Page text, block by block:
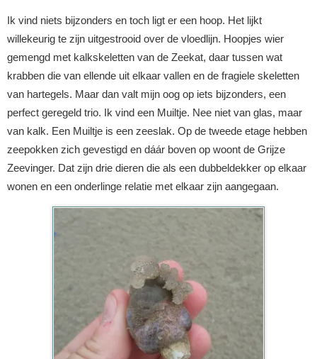
Ik vind niets bijzonders en toch ligt er een hoop. Het lijkt
willekeurig te zijn uitgestrooid over de vloedlijn. Hoopjes wier
gemengd met kalkskeletten van de Zeekat, daar tussen wat
krabben die van ellende uit elkaar vallen en de fragiele skeletten
van hartegels. Maar dan valt mijn oog op iets bijzonders, een
perfect geregeld trio. Ik vind een Muiltje. Nee niet van glas, maar
van kalk. Een Muiltje is een zeeslak. Op de tweede etage hebben
zeepokken zich gevestigd en dáár boven op woont de Grijze
Zeevinger. Dat zijn drie dieren die als een dubbeldekker op elkaar
wonen en een onderlinge relatie met elkaar zijn aangegaan.